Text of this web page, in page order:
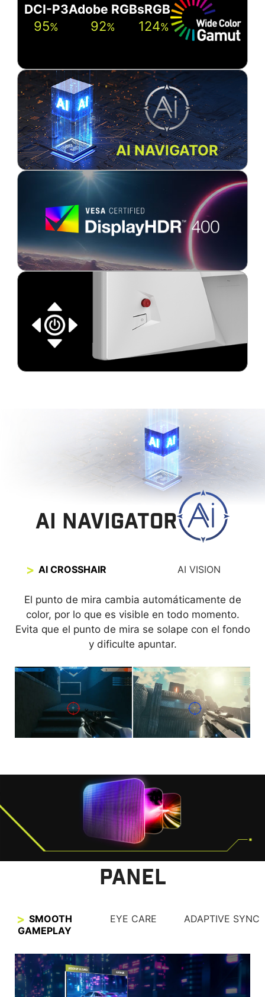
DCI-P3
95%
Adobe RGB
92%
sRGB
124%
AI NAVIGATOR
AI NAVIGATOR
AI CROSSHAIR AI VISION
El punto de mira cambia automáticamente de
color, por lo que es visible en todo momento.
Evita que el punto de mira se solape con el fondo
y dificulte apuntar.
La nueva tecnología AI Vision no solo permite
revelar detalles en zonas oscuras, sino que
también mejora el brillo general y satura los
colores, aportando luminosidad a tu día.
AI VISION OFF AI VISION ON
PANEL
SMOOTH
GAMEPLAY
EYE CARE ADAPTIVE SYNC